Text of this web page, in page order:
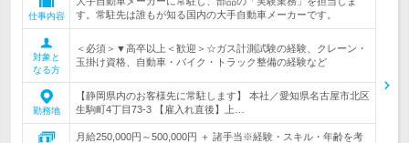
仕事内容
す。常駐先は誰もが知る国内の大手自動車メーカーです。
対象と
なる方
＜必須＞▼高卒以上＜歓迎＞☆ガス計測試験の経験、クレーン・
玉掛け資格、自動車・バイク・トラック整備の経験など
勤務地
【静岡県内のお客様先に常駐します】 本社／愛知県名古屋市北区
生駒町4丁目73-3 【雇入れ直後】上…
月給250,000円～500,000円 ＋ 諸手当※経験・スキル・年齢を考